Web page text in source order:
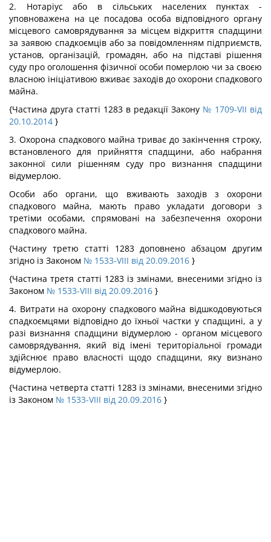
2. Нотаріус або в сільських населених пунктах -
уповноважена на це посадова особа відповідного органу
місцевого самоврядування за місцем відкриття спадщини
за заявою спадкоємців або за повідомленням підприємств,
установ, організацій, громадян, або на підставі рішення
суду про оголошення фізичної особи померлою чи за своєю
власною ініціативою вживає заходів до охорони спадкового
майна.
{Частина друга статті 1283 в редакції Закону № 1709-VII від
20.10.2014 }
3. Охорона спадкового майна триває до закінчення строку,
встановленого для прийняття спадщини, або набрання
законної сили рішенням суду про визнання спадщини
відумерлою.
Особи або органи, що вживають заходів з охорони
спадкового майна, мають право укладати договори з
третіми особами, спрямовані на забезпечення охорони
спадкового майна.
{Частину третю статті 1283 доповнено абзацом другим
згідно із Законом № 1533-VIII від 20.09.2016 }
{Частина третя статті 1283 із змінами, внесеними згідно із
Законом № 1533-VIII від 20.09.2016 }
4. Витрати на охорону спадкового майна відшкодовуються
спадкоємцями відповідно до їхньої частки у спадщині, а у
разі визнання спадщини відумерлою - органом місцевого
самоврядування, який від імені територіальної громади
здійснює право власності щодо спадщини, яку визнано
відумерлою.
{Частина четверта статті 1283 із змінами, внесеними згідно
із Законом № 1533-VIII від 20.09.2016 }